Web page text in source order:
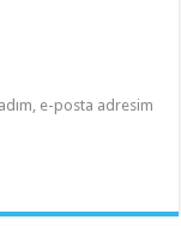
e-posta adresim